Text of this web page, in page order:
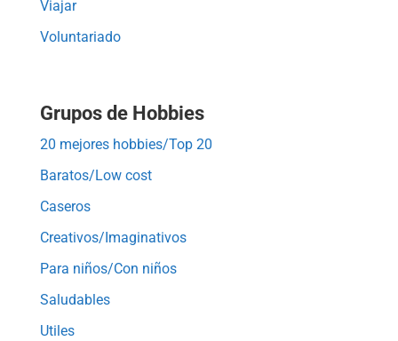
Viajar
Voluntariado
Grupos de Hobbies
20 mejores hobbies/Top 20
Baratos/Low cost
Caseros
Creativos/Imaginativos
Para niños/Con niños
Saludables
Utiles